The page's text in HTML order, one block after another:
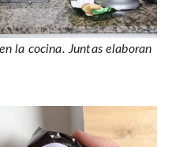
la cocina. Juntas elaboran